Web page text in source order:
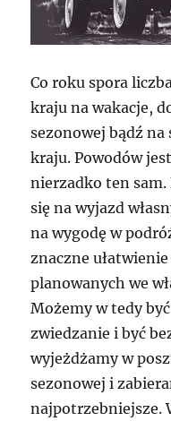
Co roku spora
kraju na wakacje,
sezonowej bądź na
kraju. Powodów
nierzadko ten sam.
się na wyjazd
na wygodę w
znaczne ułatwienie
planowanych we
Możemy w tedy
zwiedzanie i być
wyjeżdżamy w
sezonowej i
najpotrzebniejsze.